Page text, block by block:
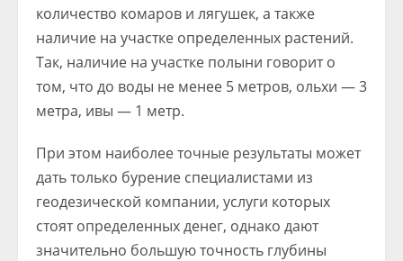
количество комаров и лягушек, а также
наличие на участке определенных растений.
Так, наличие на участке полыни говорит о
том, что до воды не менее 5 метров, ольхи — 3
метра, ивы — 1 метр.
При этом наиболее точные результаты может
дать только бурение специалистами из
геодезической компании, услуги которых
стоят определенных денег, однако дают
значительно большую точность глубины